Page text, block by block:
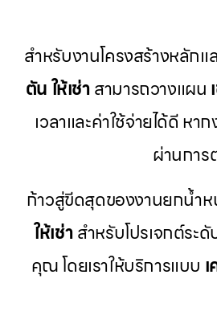
สำหรับงานโครงสร้างหลัก
ตัน ให้เช่าสามารถวางแผน
เวลาและค่าใช้จ่ายได้ดี หา
ผ่านการ
ก้าวสู่ขีดสุดของงานยกน้ำ
ให้เช่าสำหรับโปรเจกต์ระ
คุณ โดยเราให้บริการแบบ